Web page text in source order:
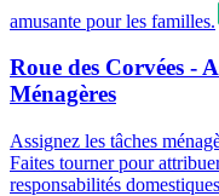
amusante pour les familles.
Roue des Corvées -
Ménagères
Assignez les tâches
Faites tourner pour
responsabilités